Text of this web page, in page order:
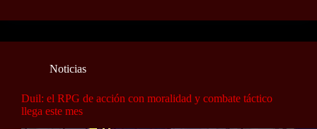
Noticias
Duil: el RPG de acción con moralidad y combate táctico
llega este mes